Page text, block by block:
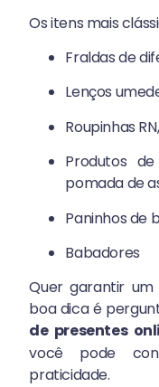
Os itens mais
Fraldas de
Lenços
Roupinhas
Produtos
pomada de
Paninhos de
Babadores
Quer garantir
boa dica é
de presentes
você pode
praticidade.